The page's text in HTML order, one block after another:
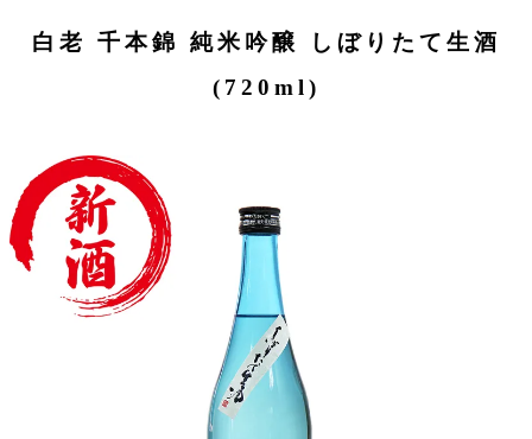
白老 千本錦 純米吟醸 しぼりたて生酒
(720ml)